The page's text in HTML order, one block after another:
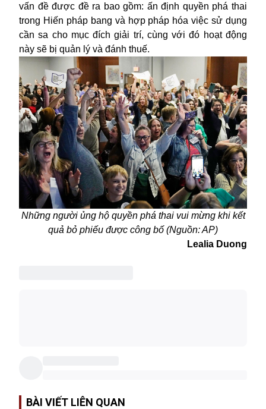
vấn đề được đề ra bao gồm: ấn định quyền phá thai
trong Hiến pháp bang và hợp pháp hóa việc sử dụng
cần sa cho mục đích giải trí, cùng với đó hoạt động
này sẽ bị quản lý và đánh thuế.
Những người ủng hộ quyền phá thai vui mừng khi kết
quả bỏ phiếu được công bố (Nguồn: AP)
Lealia Duong
BÀI VIẾT LIÊN QUAN